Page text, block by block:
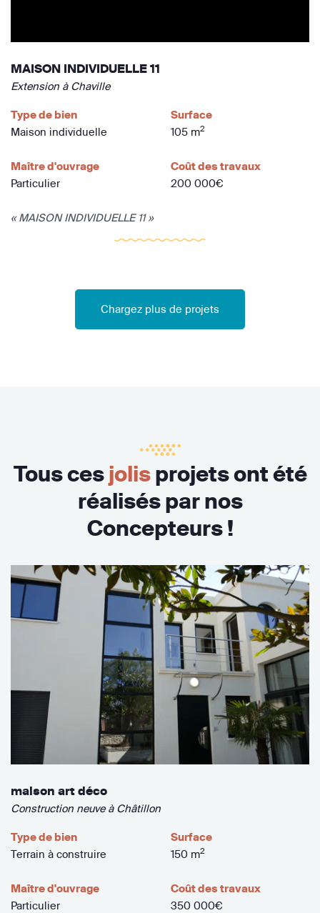
MAISON INDIVIDUELLE 11
Extension à Chaville
Type de bien
Maison individuelle
Surface
105 m2
Maître d'ouvrage
Particulier
Coût des travaux
200 000€
« MAISON INDIVIDUELLE 11 »
Chargez plus de projets
Tous cesjolisprojets ont été
réalisés par nos
Concepteurs !
maison art déco
Construction neuve à Châtillon
Type de bien
Terrain à construire
Surface
150 m2
Maître d'ouvrage
Particulier
Coût des travaux
350 000€